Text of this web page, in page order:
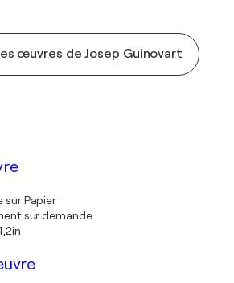
œuvres de Josep Guinovart
sur Papier
sur demande